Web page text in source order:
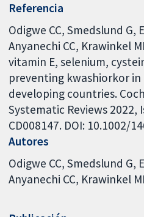
Referencia
Odigwe CC, Smedslund G,
Anyanechi CC, Krawinkel
vitamin E, selenium,
preventing kwashiorkor
developing countries.
Systematic Reviews 2022,
CD008147. DOI: 10.1002/
Autores
Odigwe CC Smedslund G
Anyanechi CC Krawinkel